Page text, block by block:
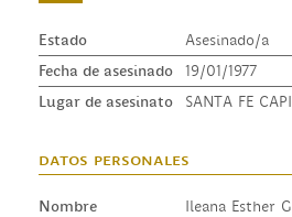
Estado
Asesinado/a
Fecha de asesinado
19/01/1977
Lugar de asesinato
SANTA FE
datos personales
Nombre
Ileana Esther